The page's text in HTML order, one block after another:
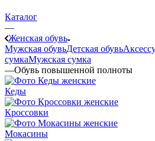
Каталог
—
Женская обувь
Мужская обувьДетская обувь
сумкаМужская сумка
—Обувь повышенной полноты
Кеды
Кроссовки
Мокасины